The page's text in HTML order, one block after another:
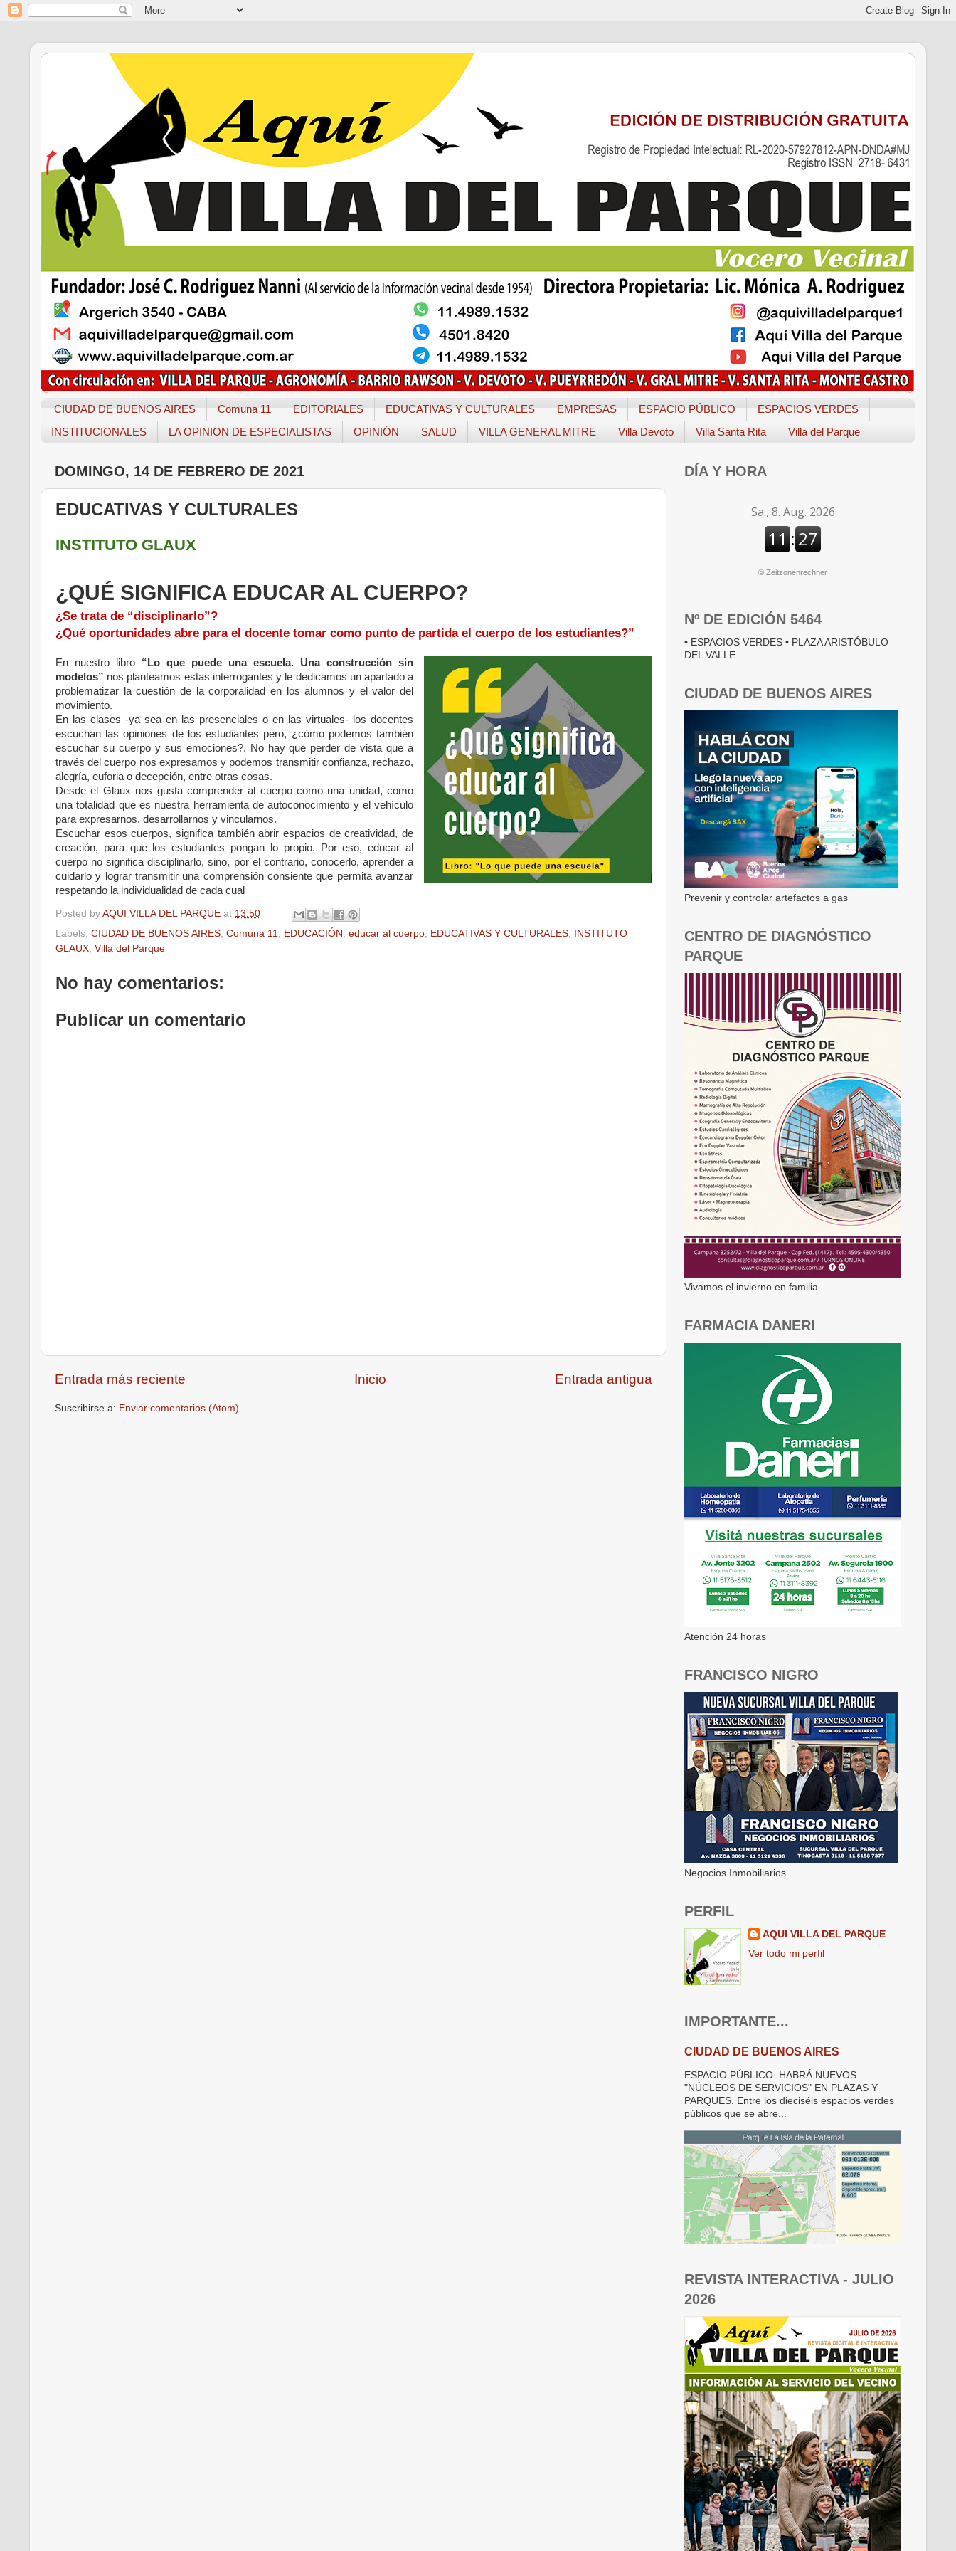
CIUDAD DE BUENOS AIRES Comuna 11 EDITORIALES EDUCATIVAS Y CULTURALES EMPRESAS ESPACIO PÚBLICO
ESPACIOS VERDES
INSTITUCIONALES
LA OPINION DE ESPECIALISTAS OPINIÓN SALUD VILLA GENERAL MITRE Villa Devoto Villa Santa Rita Villa del Parque
DOMINGO, 14 DE FEBRERO DE 2021
EDUCATIVAS Y CULTURALES
INSTITUTO GLAUX
¿QUÉ SIGNIFICA EDUCAR AL CUERPO?
¿Se trata de “disciplinarlo”?
¿Qué oportunidades abre para el docente tomar como punto de partida el cuerpo de los estudiantes?”
En nuestro libro “Lo que puede una escuela. Una construcción sin
modelos” nos planteamos estas interrogantes y le dedicamos un apartado a
problematizar la cuestión de la corporalidad en los alumnos y el valor del
movimiento.
En las clases -ya sea en las presenciales o en las virtuales- los docentes
escuchan las opiniones de los estudiantes pero, ¿cómo podemos también
escuchar su cuerpo y sus emociones?. No hay que perder de vista que a
través del cuerpo nos expresamos y podemos transmitir confianza, rechazo,
alegría, euforia o decepción, entre otras cosas.
Desde el Glaux nos gusta comprender al cuerpo como una unidad, como
una totalidad que es nuestra herramienta de autoconocimiento y el vehículo
para expresarnos, desarrollarnos y vincularnos.
Escuchar esos cuerpos, significa también abrir espacios de creatividad, de
creación, para que los estudiantes pongan lo propio. Por eso, educar al
cuerpo no significa disciplinarlo, sino, por el contrario, conocerlo, aprender a
cuidarlo y lograr transmitir una comprensión consiente que permita avanzar
respetando la individualidad de cada cual
Posted by AQUI VILLA DEL PARQUE at 13:50
Labels: CIUDAD DE BUENOS AIRES Comuna 11 EDUCACIÓN educar al cuerpo EDUCATIVAS Y CULTURALES
INSTITUTO
GLAUX Villa del Parque
No hay comentarios:
Publicar un comentario
Entrada más reciente Entrada antigua
Inicio
Suscribirse a: Enviar comentarios (Atom)
DÍA Y HORA
© Zeitzonenrechner
Nº DE EDICIÓN 5464
• ESPACIOS VERDES • PLAZA ARISTÓBULO
DEL VALLE
CIUDAD DE BUENOS AIRES
Prevenir y controlar artefactos a gas
CENTRO DE DIAGNÓSTICO
PARQUE
Vivamos el invierno en familia
FARMACIA DANERI
Atención 24 horas
FRANCISCO NIGRO
Negocios Inmobiliarios
PERFIL
AQUI VILLA DEL PARQUE
Ver todo mi perfil
IMPORTANTE...
CIUDAD DE BUENOS AIRES
ESPACIO PÚBLICO. HABRÁ NUEVOS
"NÚCLEOS DE SERVICIOS" EN PLAZAS Y
PARQUES. Entre los dieciséis espacios verdes
públicos que se abre...
REVISTA INTERACTIVA - JULIO
2026